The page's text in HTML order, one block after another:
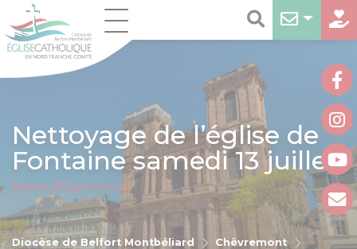
Nettoyage de l’église de
Fontaine samedi 13 juillet
Marie d'Espérance
Diocèse de Belfort Montbéliard
Chèvremont